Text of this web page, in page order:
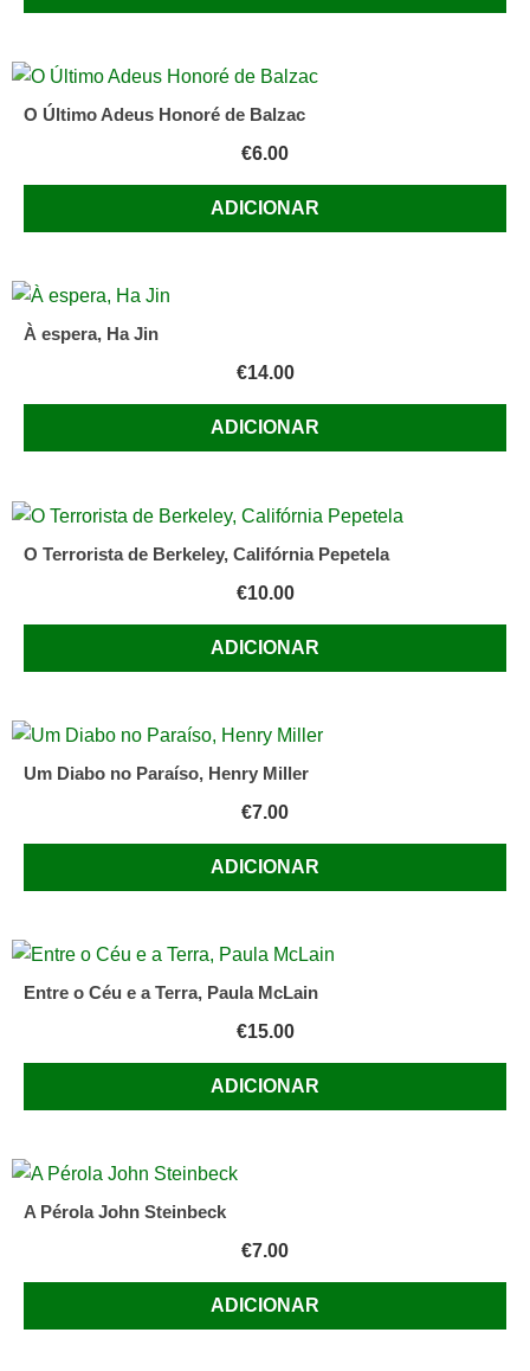
O Último Adeus Honoré de Balzac
€6.00
ADICIONAR
À espera, Ha Jin
€14.00
ADICIONAR
O Terrorista de Berkeley, Califórnia Pepetela
€10.00
ADICIONAR
Um Diabo no Paraíso, Henry Miller
€7.00
ADICIONAR
Entre o Céu e a Terra, Paula McLain
€15.00
ADICIONAR
A Pérola John Steinbeck
€7.00
ADICIONAR